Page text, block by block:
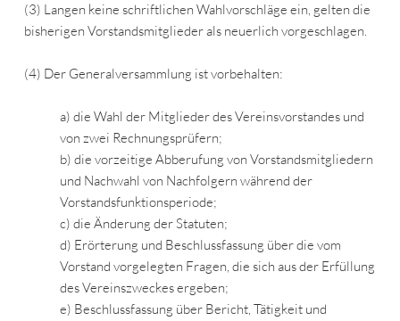
(3) Langen keine schriftlichen Wahlvorschläge ein, gelten die
bisherigen Vorstandsmitglieder als neuerlich vorgeschlagen.
(4) Der Generalversammlung ist vorbehalten:
a) die Wahl der Mitglieder des Vereinsvorstandes und
von zwei Rechnungsprüfern;
b) die vorzeitige Abberufung von Vorstandsmitgliedern
und Nachwahl von Nachfolgern während der
Vorstandsfunktionsperiode;
c) die Änderung der Statuten;
d) Erörterung und Beschlussfassung über die vom
Vorstand vorgelegten Fragen, die sich aus der Erfüllung
des Vereinszweckes ergeben;
e) Beschlussfassung über Bericht, Tätigkeit und